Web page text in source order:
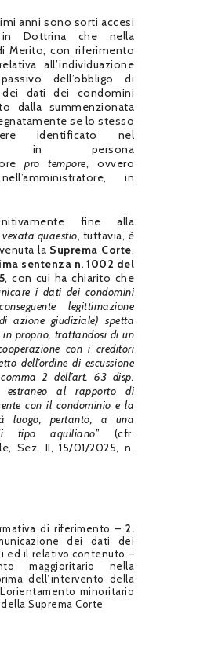
anni sono sorti accesi
Dottrina che nella
Merito, con riferimento
all’individuazione
dell’obbligo di
dei dati dei condomini
dalla summenzionata
se lo stesso
identificato nel
in persona
pro tempore, ovvero
in
fine alla
vexata quaestio, tuttavia, è
la Suprema Corte,
sentenza n. 1002 del
, con cui ha chiarito che
i dati dei condomini
legittimazione
azione giudiziale) spetta
in proprio, trattandosi di un
con i creditori
dell’ordine di escussione
2 dell’art. 63 disp.
al rapporto di
con il condominio e la
luogo, pertanto, a una
tipo aquiliano” (cfr.
Sez. II, 15/01/2025, n.
di riferimento – 2.
dei dati dei
ed il relativo contenuto –
maggioritario nella
dell’intervento della
L’orientamento minoritario
Suprema Corte